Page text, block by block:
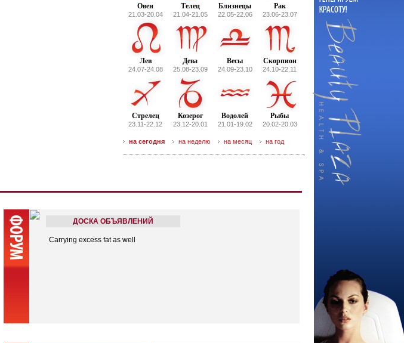
Овен
21.03-20.04
Телец
21.04-21.05
Близнецы
22.05-22.06
Рак
23.06-23.07
Лев
24.07-24.08
Дева
25.08-23.09
Весы
24.09-23.10
Скорпион
24.10-22.11
Стрелец
23.11-22.12
Козерог
23.12-20.01
Водолей
21.01-19.02
Рыбы
20.02-20.03
на сегодня на неделю на месяц на год
ДОСКА ОБЪЯВЛЕНИЙ
Carrying excess fat as well